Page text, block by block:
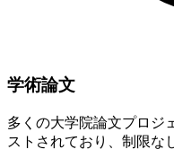
学術論文
多くの大学院論文プロジ
ストされており、制限な